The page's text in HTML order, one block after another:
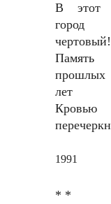
В этот
город
чертовый!
Память
прошлых
лет
Кровью
1991
* *